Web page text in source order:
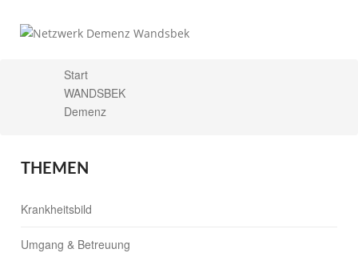
Start
WANDSBEK
Demenz
THEMEN
Krankheitsbild
Umgang & Betreuung